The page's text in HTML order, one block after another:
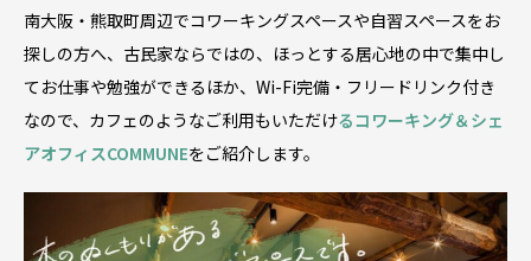
南大阪・熊取町周辺でコワーキングスペースや自習スペースをお
探しの方へ、古民家ならではの、ほっとする居心地の中で集中し
てお仕事や勉強ができるほか、Wi-Fi完備・フリードリンク付き
なので、カフェのようなご利用もいただけるコワーキング＆シェ
アオフィスCOMMUNEをご紹介します。